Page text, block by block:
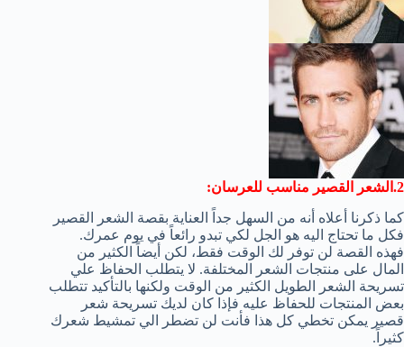
2.الشعر القصير مناسب للعرسان:
كما ذكرنا أعلاه أنه من السهل جداً العناية بقصة الشعر القصير
فكل ما تحتاج اليه هو الجل لكي تبدو رائعاً في يوم عمرك.
فهذه القصة لن توفر لك الوقت فقط، لكن أيضاً الكثير من
المال على منتجات الشعر المختلفة. لا يتطلب الحفاظ علي
تسريحة الشعر الطويل الكثير من الوقت ولكنها بالتأكيد تتطلب
بعض المنتجات للحفاظ عليه فإذا كان لديك تسريحة شعر
قصير يمكن تخطي كل هذا فأنت لن تضطر الي تمشيط شعرك
كثيراً.